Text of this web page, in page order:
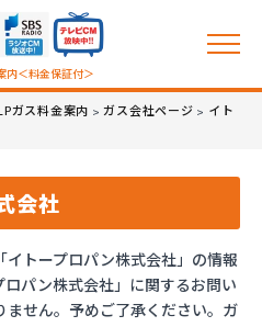
内＜料金保証付＞
ガス料金案内 >ガス会社ページ > イト
会社
トープロパン株式会社」の情報
パン株式会社」に関するお問い
せん。予めご了承ください。ガ